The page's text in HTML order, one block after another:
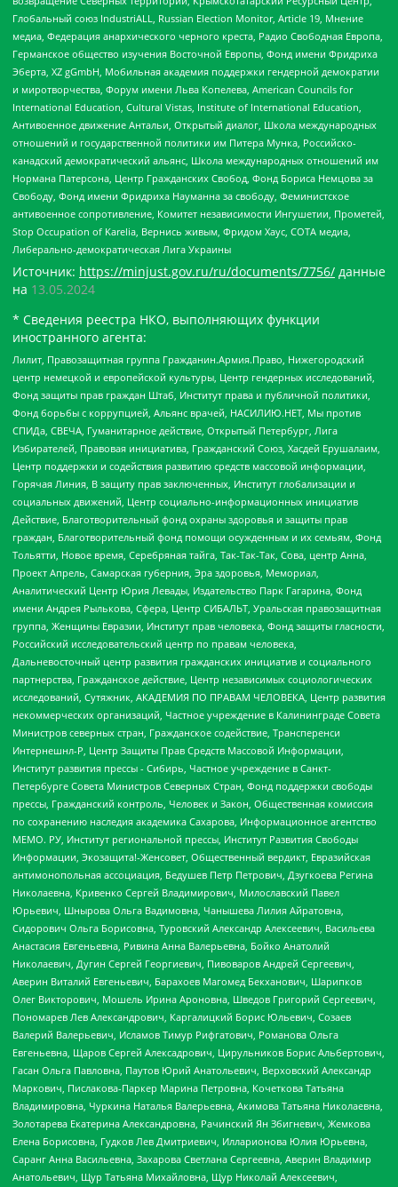
Глобальный союз IndustriALL, Russian Election Monitor, Article 19, Мнение
медиа, Федерация анархического черного креста, Радио Свободная Европа,
Германское общество изучения Восточной Европы, Фонд имени Фридриха
Эберта, XZ gGmbH, Мобильная академия поддержки гендерной демократии
и миротворчества, Форум имени Льва Копелева, American Councils for
International Education, Cultural Vistas, Institute of International Education,
Антивоенное движение Антальи, Открытый диалог, Школа международных
отношений и государственной политики им Питера Мунка, Российско-
канадский демократический альянс, Школа международных отношений им
Нормана Патерсона, Центр Гражданских Свобод, Фонд Бориса Немцова за
Свободу, Фонд имени Фридриха Науманна за свободу, Феминистское
антивоенное сопротивление, Комитет независимости Ингушетии, Прометей,
Stop Occupation of Karelia, Вернись живым, Фридом Хаус, СОТА медиа,
Либерально-демократическая Лига Украины
Источник: https://minjust.gov.ru/ru/documents/7756/ данные
на 13.05.2024
* Сведения реестра НКО, выполняющих функции
иностранного агента:
Лилит, Правозащитная группа Гражданин.Армия.Право, Нижегородский
центр немецкой и европейской культуры, Центр гендерных исследований,
Фонд защиты прав граждан Штаб, Институт права и публичной политики,
Фонд борьбы с коррупцией, Альянс врачей, НАСИЛИЮ.НЕТ, Мы против
СПИДа, СВЕЧА, Гуманитарное действие, Открытый Петербург, Лига
Избирателей, Правовая инициатива, Гражданский Союз, Хасдей Ерушалаим,
Центр поддержки и содействия развитию средств массовой информации,
Горячая Линия, В защиту прав заключенных, Институт глобализации и
социальных движений, Центр социально-информационных инициатив
Действие, Благотворительный фонд охраны здоровья и защиты прав
граждан, Благотворительный фонд помощи осужденным и их семьям, Фонд
Тольятти, Новое время, Серебряная тайга, Так-Так-Так, Сова, центр Анна,
Проект Апрель, Самарская губерния, Эра здоровья, Мемориал,
Аналитический Центр Юрия Левады, Издательство Парк Гагарина, Фонд
имени Андрея Рылькова, Сфера, Центр СИБАЛЬТ, Уральская правозащитная
группа, Женщины Евразии, Институт прав человека, Фонд защиты гласности,
Российский исследовательский центр по правам человека,
Дальневосточный центр развития гражданских инициатив и социального
партнерства, Гражданское действие, Центр независимых социологических
исследований, Сутяжник, АКАДЕМИЯ ПО ПРАВАМ ЧЕЛОВЕКА, Центр развития
некоммерческих организаций, Частное учреждение в Калининграде Совета
Министров северных стран, Гражданское содействие, Трансперенси
Интернешнл-Р, Центр Защиты Прав Средств Массовой Информации,
Институт развития прессы - Сибирь, Частное учреждение в Санкт-
Петербурге Совета Министров Северных Стран, Фонд поддержки свободы
прессы, Гражданский контроль, Человек и Закон, Общественная комиссия
по сохранению наследия академика Сахарова, Информационное агентство
МЕМО. РУ, Институт региональной прессы, Институт Развития Свободы
Информации, Экозащита!-Женсовет, Общественный вердикт, Евразийская
антимонопольная ассоциация, Бедушев Петр Петрович, Дзугкоева Регина
Николаевна, Кривенко Сергей Владимирович, Милославский Павел
Юрьевич, Шнырова Ольга Вадимовна, Чанышева Лилия Айратовна,
Сидорович Ольга Борисовна, Туровский Александр Алексеевич, Васильева
Анастасия Евгеньевна, Ривина Анна Валерьевна, Бойко Анатолий
Николаевич, Дугин Сергей Георгиевич, Пивоваров Андрей Сергеевич,
Аверин Виталий Евгеньевич, Барахоев Магомед Бекханович, Шарипков
Олег Викторович, Мошель Ирина Ароновна, Шведов Григорий Сергеевич,
Пономарев Лев Александрович, Каргалицкий Борис Юльевич, Созаев
Валерий Валерьевич, Исламов Тимур Рифгатович, Романова Ольга
Евгеньевна, Щаров Сергей Алексадрович, Цирульников Борис Альбертович,
Гасан Ольга Павловна, Паутов Юрий Анатольевич, Верховский Александр
Маркович, Пислакова-Паркер Марина Петровна, Кочеткова Татьяна
Владимировна, Чуркина Наталья Валерьевна, Акимова Татьяна Николаевна,
Золотарева Екатерина Александровна, Рачинский Ян Збигневич, Жемкова
Елена Борисовна, Гудков Лев Дмитриевич, Илларионова Юлия Юрьевна,
Саранг Анна Васильевна, Захарова Светлана Сергеевна, Аверин Владимир
Анатольевич, Щур Татьяна Михайловна, Щур Николай Алексеевич,